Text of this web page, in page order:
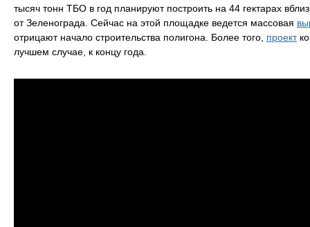
тысяч тонн ТБО в год планируют построить на 44 гектарах
от Зеленограда. Сейчас на этой площадке ведется массовая
отрицают начало строительства полигона. Более того, проект
лучшем случае, к концу года.